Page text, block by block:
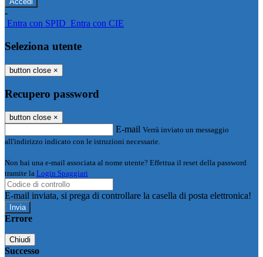
-
Entra con SPID Entra con CIE
Seleziona utente
button close ×
Recupero password
button close ×
E-mail Verrà inviato un messaggio
all'indirizzo indicato con le istruzioni necessarie.
Non hai una e-mail associata al nome utente? Effettua il reset della password
tramite la Login Spaggiari
E-mail inviata, si prega di controllare la casella di posta elettronica!
Errore
Chiudi
Successo